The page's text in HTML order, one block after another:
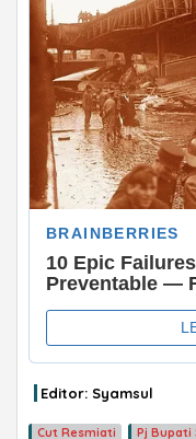
Editor: Syamsul
Cut Resmiati Pj Bupati